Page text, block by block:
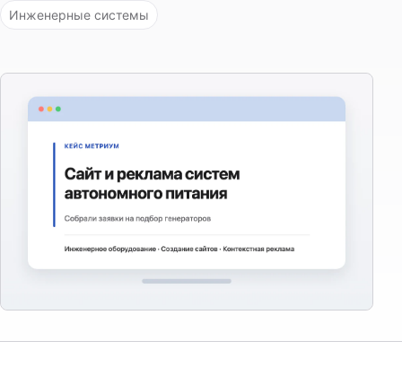
Инженерные системы